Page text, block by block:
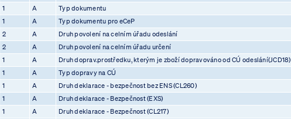
1 A Typ dokumentu
1 A Typ dokumentu pro eCeP
2 A Druh povolení na celním úřadu odeslání
2 A Druh povolení na celním úřadu určení
1 A Druh doprav.prostředku, kterým je zboží dopravováno od CÚ odeslání(JCD18)
1 A Typ dopravy na CÚ
1 A Druh deklarace - bezpečnost bez ENS (CL260)
1 A Druh deklarace - Bezpečnost (EXS)
1 A Druh deklarace - Bezpečnost (CL217)